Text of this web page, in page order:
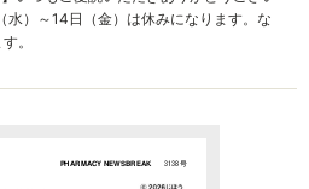
水）～14日（金）は休みになります。な
。